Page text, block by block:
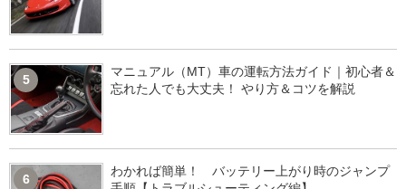
5
マニュアル（MT）車の運転方法ガイド｜初心者＆
忘れた人でも大丈夫！ やり方＆コツを解説
6
わかれば簡単！ バッテリー上がり時のジャンプ